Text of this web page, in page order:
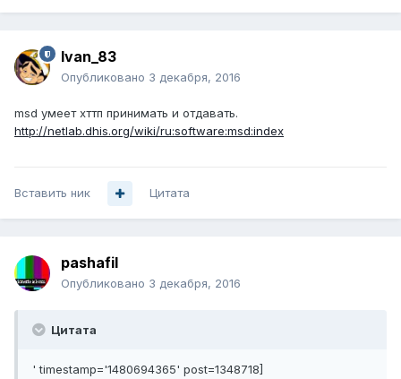
Ivan_83
Опубликовано 3 декабря, 2016
msd умеет хттп принимать и отдавать.
http://netlab.dhis.org/wiki/ru:software:msd:index
Вставить ник Цитата
pashafil
Опубликовано 3 декабря, 2016
Цитата
' timestamp='1480694365' post=1348718]